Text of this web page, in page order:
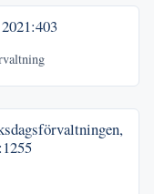
2021:403